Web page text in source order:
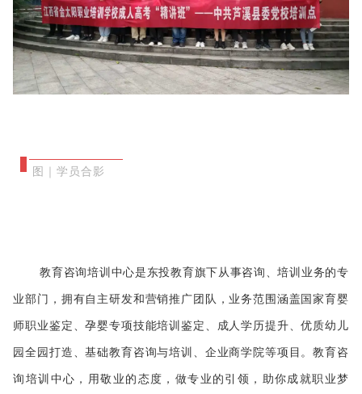
图｜学员合影
教育咨询培训中心是东投教育旗下从事咨询、培训业务的专
业部门，拥有自主研发和营销推广团队，业务范围涵盖国家育婴
师职业鉴定、孕婴专项技能培训鉴定、成人学历提升、优质幼儿
园全园打造、基础教育咨询与培训、企业商学院等项目。教育咨
询培训中心，用敬业的态度，做专业的引领，助你成就职业梦